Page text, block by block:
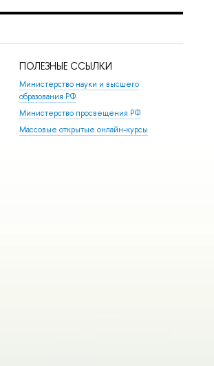
ПОЛЕЗНЫЕ ССЫЛКИ
Министерство науки и высшего
образования РФ
Министерство просвещения РФ
Массовые открытые онлайн-курсы